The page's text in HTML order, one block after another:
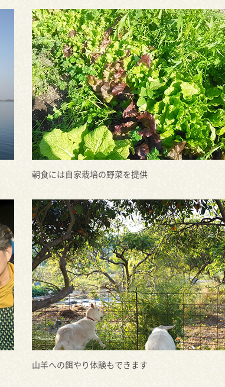
朝食には自家栽培の野菜を提供
山羊への餌やり体験もできます